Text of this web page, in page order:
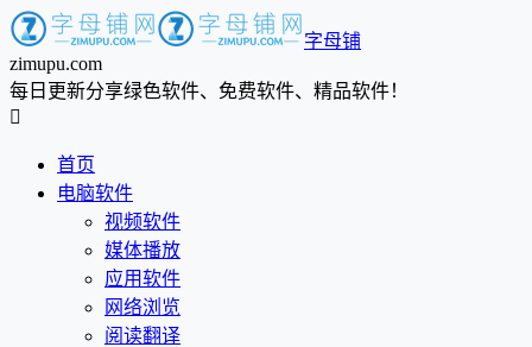
字母铺
zimupu.com
每日更新分享绿色软件、免费软件、精品软件！

首页
电脑软件
视频软件
媒体播放
应用软件
网络浏览
阅读翻译